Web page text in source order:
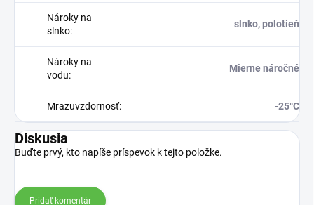
Nároky na
slnko:
slnko, polotieň
Nároky na
vodu:
Mierne náročné
Mrazuvzdornosť: -25°C
Diskusia
Buďte prvý, kto napíše príspevok k tejto položke.
Pridať komentár